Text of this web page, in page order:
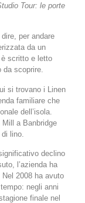
Tour: le porte
per andare
da un
scritto e letto
da scoprire.
si trovano i Linen
familiare che
dell’isola.
a Banbridge
lino.
declino
l’azienda ha
2008 ha avuto
negli anni
finale nel